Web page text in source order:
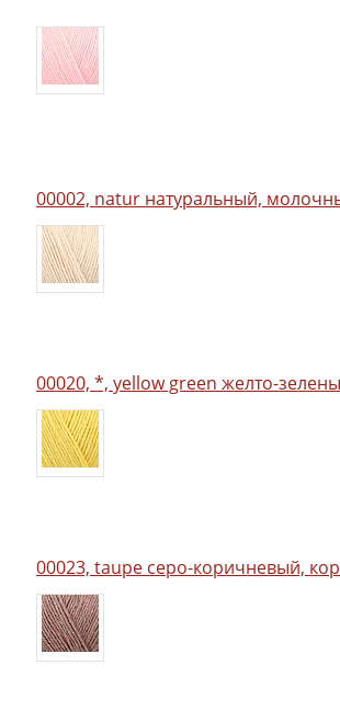
00002, natur натуральный,
00020, *, yellow green желто-
00023, taupe серо-коричневый,